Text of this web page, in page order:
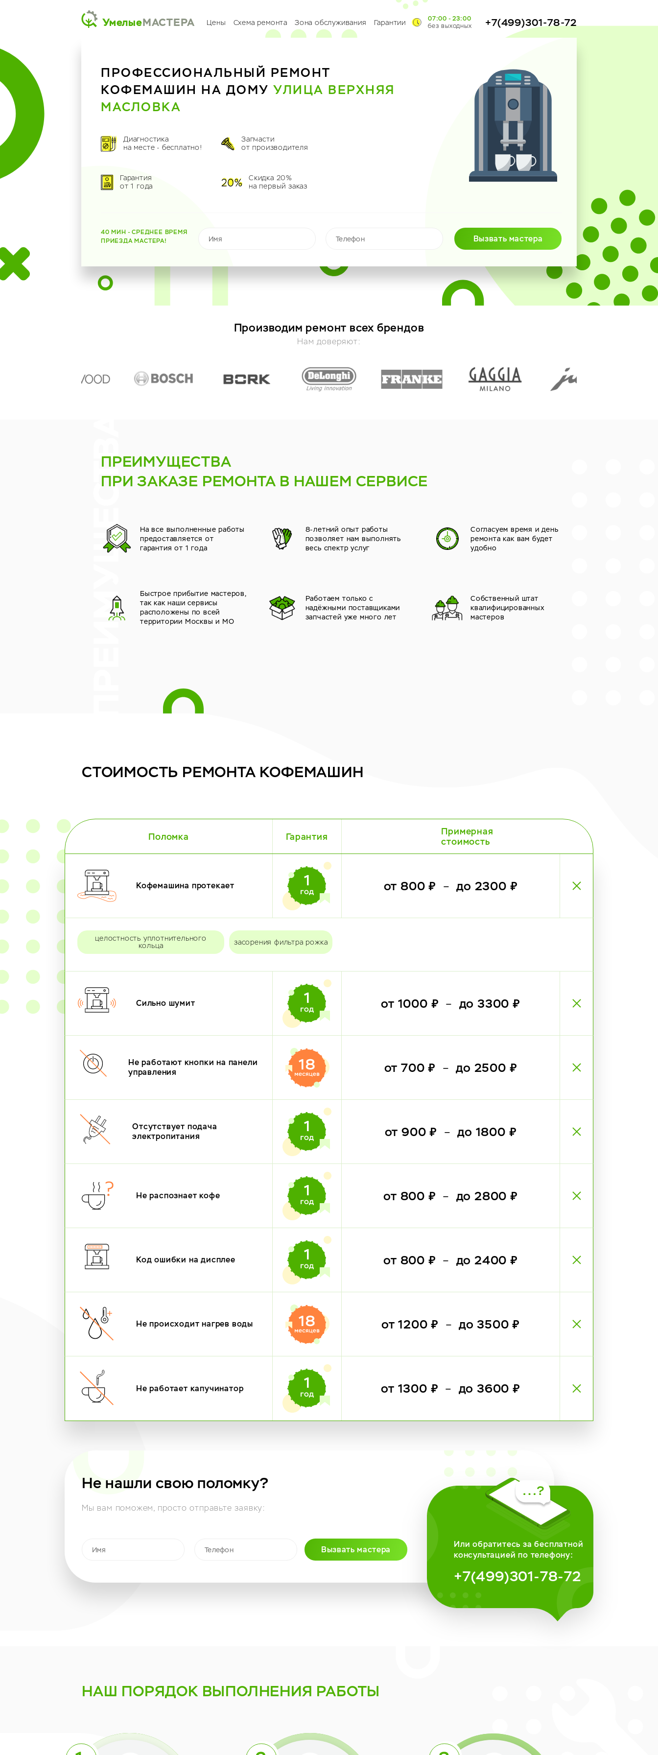
УмелыеМАСТЕРА Цены Схема ремонта Зона обслуживания Гарантии
07:00 - 23:00
без выходных
+7(499)301-78-72
ПРОФЕССИОНАЛЬНЫЙ РЕМОНТ
КОФЕМАШИН НА ДОМУ УЛИЦА ВЕРХНЯЯ
МАСЛОВКА
Диагностика
на месте - бесплатно!
Запчасти
от производителя
Гарантия
от 1 года
Скидка 20%
на первый заказ
40 МИН - СРЕДНЕЕ ВРЕМЯ
ПРИЕЗДА МАСТЕРА!
Вызвать мастера
Производим ремонт всех брендов
Нам доверяют:
ПРЕИМУЩЕСТВА
ПРИ ЗАКАЗЕ РЕМОНТА В НАШЕМ СЕРВИСЕ
На все выполненные работы
предоставляется от
гарантия от 1 года
8-летний опыт работы
позволяет нам выполнять
весь спектр услуг
Согласуем время и день
ремонта как вам будет
удобно
Быстрое прибытие мастеров,
так как наши сервисы
расположены по всей
территории Москвы и МО
Работаем только с
надёжными поставщиками
запчастей уже много лет
Собственный штат
квалифицированных
мастеров
СТОИМОСТЬ РЕМОНТА КОФЕМАШИН
Поломка Гарантия
Примерная
стоимость
Кофемашина протекает от 800 ₽ — до 2300 ₽
целостность уплотнительного
кольца
засорения фильтра рожка
Сильно шумит от 1000 ₽ — до 3300 ₽
Не работают кнопки на панели
управления
от 700 ₽ — до 2500 ₽
Отсутствует подача
электропитания
от 900 ₽ — до 1800 ₽
Не распознает кофе от 800 ₽ — до 2800 ₽
Код ошибки на дисплее от 800 ₽ — до 2400 ₽
Не происходит нагрев воды от 1200 ₽ — до 3500 ₽
Не работает капучинатор от 1300 ₽ — до 3600 ₽
Не нашли свою поломку?
Мы вам поможем, просто отправьте заявку:
Вызвать мастера
Или обратитесь за бесплатной
консультацией по телефону:
+7(499)301-78-72
НАШ ПОРЯДОКВЫПОЛНЕНИЯ РАБОТЫ